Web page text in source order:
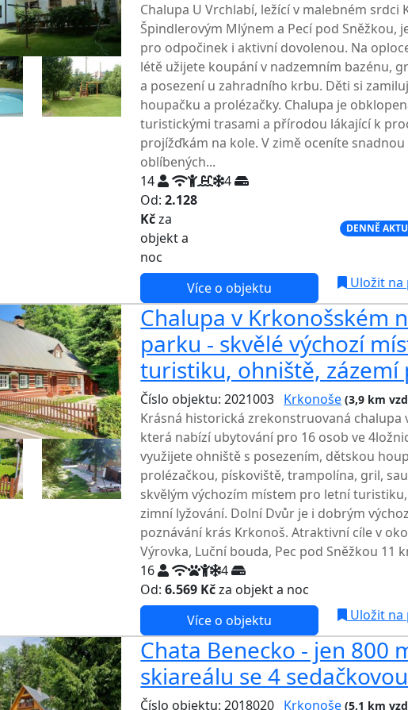
Chalupa U Vrchlabí, ležící v malebném srdci
Špindlerovým Mlýnem a Pecí pod Sněžkou,
pro odpočinek i aktivní dovolenou. Na
létě užijete koupání v nadzemním bazénu,
a posezení u zahradního krbu. Děti si
houpačku a prolézačky. Chalupa je
turistickými trasami a přírodou lákající k
projížďkám na kole. V zimě oceníte
oblíbených...
14
4
Od:2.128
Kčza
objekt a
noc
DENNĚ
Více o objektu Uložit na
Chalupa v Krkonošském
parku - skvělé výchozí
turistiku, ohniště, zázemí
Číslo objektu: 2021003 Krkonoše (3,9 km
Krásná historická zrekonstruovaná chalupa
která nabízí ubytování pro 16 osob ve
využijete ohniště s posezením, dětskou
prolézačkou, pískoviště, trampolína, gril,
skvělým výchozím místem pro letní
zimní lyžování. Dolní Dvůr je i dobrým
poznávání krás Krkonoš. Atraktivní cíle v
Výrovka, Luční bouda, Pec pod Sněžkou 11
16
4
Od:6.569 Kčza objekt a noc
Více o objektu
Uložit na
Chata Benecko - jen 800
skiareálu se 4
Číslo objektu: 2018020 Krkonoše (5,1 km